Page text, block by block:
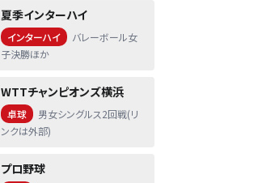
夏季インターハイ
インターハイ
バレーボール女
子決勝ほか
WTTチャンピオンズ横浜
卓球
男女シングルス2回戦(リ
ンクは外部)
プロ野球